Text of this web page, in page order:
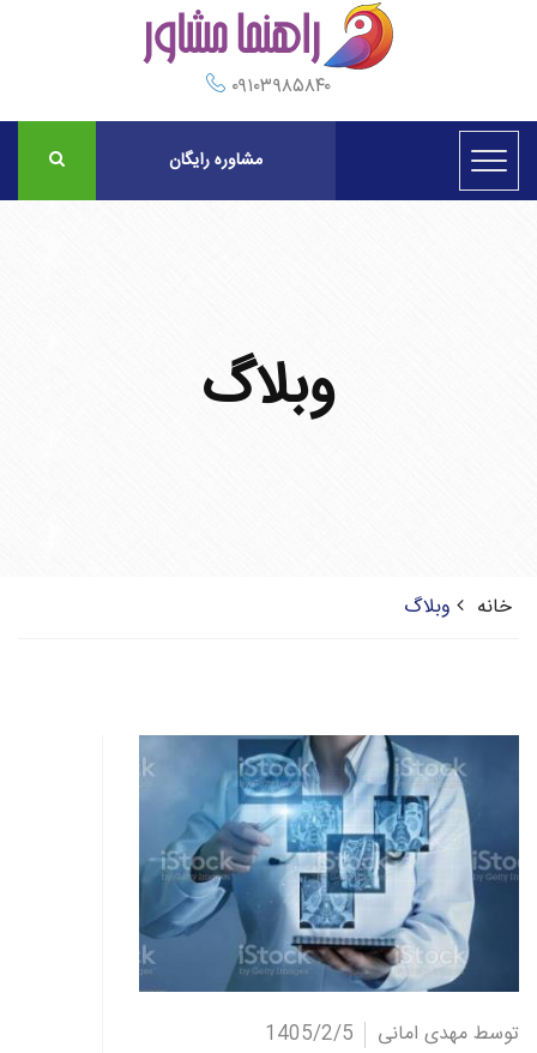
۰۹۱۰۳۹۸۵۸۴۰
مشاوره رایگان
وبلاگ
خانه وبلاگ
توسط مهدی امانی 1405/2/5